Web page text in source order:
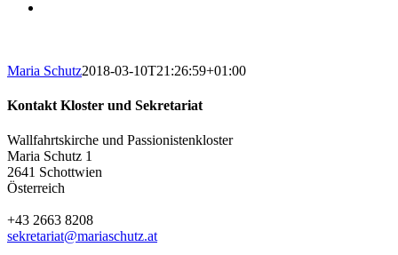
Maria Schutz2018-03-10T21:26:59+01:00
Kontakt Kloster und Sekretariat
Wallfahrtskirche und Passionistenkloster
Maria Schutz 1
2641 Schottwien
Österreich
+43 2663 8208
sekretariat@mariaschutz.at